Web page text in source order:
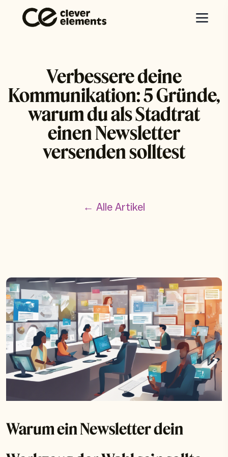
Verbessere deine
Kommunikation: 5 Gründe,
warum du als Stadtrat
einen Newsletter
versenden solltest
← Alle Artikel
Warum ein Newsletter dein